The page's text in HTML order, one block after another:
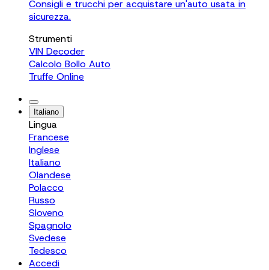
Consigli e trucchi per acquistare un'auto usata in
sicurezza.
Strumenti
VIN Decoder
Calcolo Bollo Auto
Truffe Online
Italiano
Lingua
Francese
Inglese
Italiano
Olandese
Polacco
Russo
Sloveno
Spagnolo
Svedese
Tedesco
Accedi